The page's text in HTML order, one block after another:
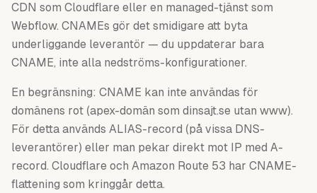
CDN som Cloudflare eller en managed-tjänst som
Webflow. CNAMEs gör det smidigare att byta
underliggande leverantör — du uppdaterar bara
CNAME, inte alla nedströms-konfigurationer.
En begränsning: CNAME kan inte användas för
domänens rot (apex-domän som dinsajt.se utan www).
För detta används ALIAS-record (på vissa DNS-
leverantörer) eller man pekar direkt mot IP med A-
record. Cloudflare och Amazon Route 53 har CNAME-
flattening som kringgår detta.